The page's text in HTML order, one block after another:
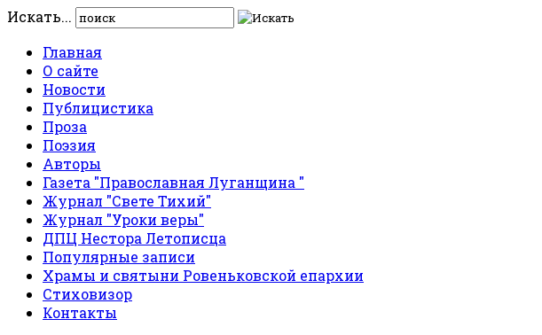
Искать...
Главная
О сайте
Новости
Публицистика
Проза
Поэзия
Авторы
Газета "Православная Луганщина "
Журнал "Свете Тихий"
Журнал "Уроки веры"
ДПЦ Нестора Летописца
Популярные записи
Храмы и святыни Ровеньковской епархии
Стиховизор
Контакты